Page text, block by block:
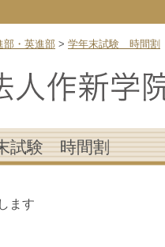
部・英進部 > 学年末試験 時間割
試験 時間割
ます